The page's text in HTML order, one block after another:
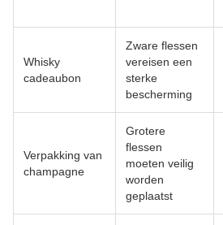
Whisky
cadeaubon
Zware flessen
vereisen een
sterke
bescherming
Verpakking van
champagne
Grotere
flessen
moeten veilig
worden
geplaatst